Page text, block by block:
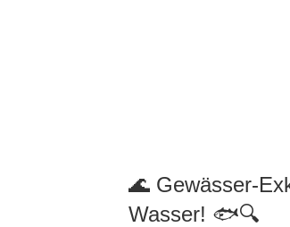
🌊 Gewässer-
Wasser! 🐟🔍